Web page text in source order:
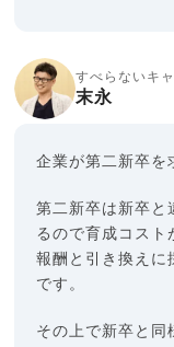
すべらないキ
末永
企業が第二新卒を
第二新卒は新卒と
るので育成コスト
報酬と引き換えに
です。
その上で新卒と同